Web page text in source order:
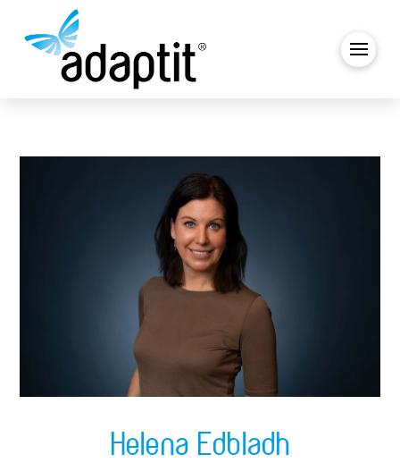
Helena Edbladh